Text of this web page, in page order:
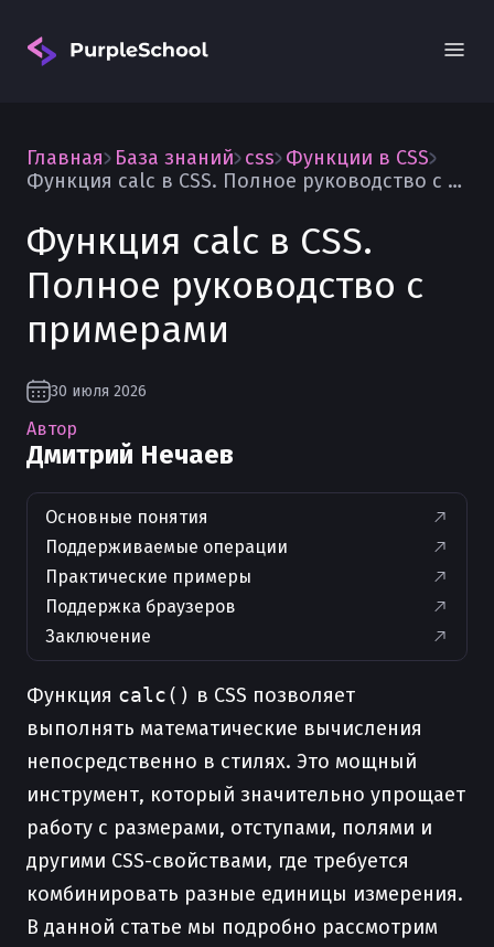
Вход
Главная База знаний css Функции в CSS
Функция calc в CSS. Полное руководство с примерами
Функция calc в CSS.
Полное руководство с
примерами
30 июля 2026
Автор
Дмитрий Нечаев
Основные понятия
Поддерживаемые операции
Практические примеры
Поддержка браузеров
Заключение
Функция calc() в CSS позволяет
выполнять математические вычисления
непосредственно в стилях. Это мощный
инструмент, который значительно упрощает
работу с размерами, отступами, полями и
другими CSS-свойствами, где требуется
комбинировать разные единицы измерения.
В данной статье мы подробно рассмотрим